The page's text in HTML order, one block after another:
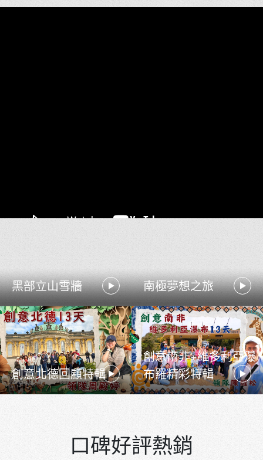
黑部立山雪牆 南極夢想之旅
創意北德回顧特輯
創意南非+維多利亞瀑
布羅精彩特輯
口碑好評熱銷